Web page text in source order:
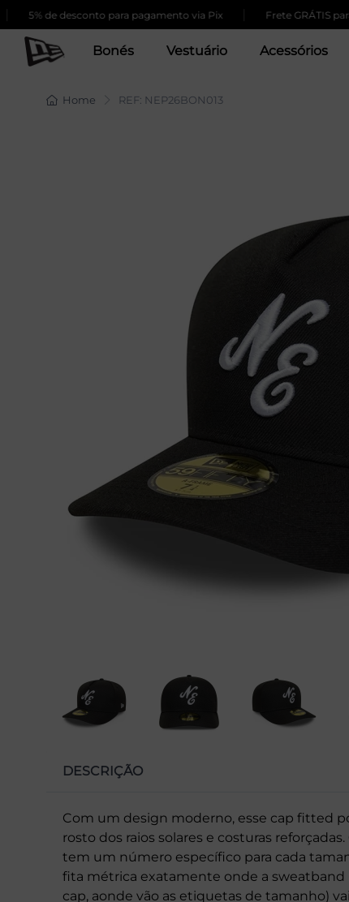
de desconto para pagamento via Pix | Frete GRÁTIS para
Bonés Vestuário Acessórios
Home REF: NEP26BON013
DESCRIÇÃO
Com um design moderno, esse cap fitted
rosto dos raios solares e costuras
tem um número específico para cada
fita métrica exatamente onde a sweatband
cap, aonde vão as etiquetas de tamanho)